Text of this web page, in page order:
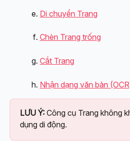
Di chuyển Trang
Chèn Trang trống
Cắt Trang
Nhận dạng văn bản
LƯU Ý: Công cụ Trang không
dụng di động.